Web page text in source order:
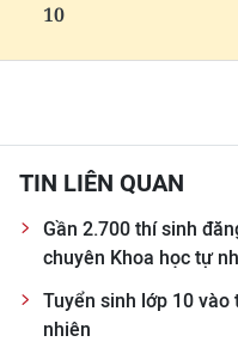
Chuyên trang Hà Nội
CÁC CHUYÊN TRANG
VỀ BÁO NHÂN DÂN
THỜI NAY
10
TIN LIÊN QUAN
Gần 2.700 thí sinh
chuyên Khoa học tự
Tuyển sinh lớp 10
nhiên